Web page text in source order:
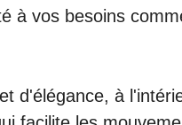
à vos besoins
d'élégance, à